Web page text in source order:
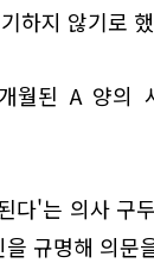
하지 않기로
월된 A 양의
다'는 의사 구
규명해 의문